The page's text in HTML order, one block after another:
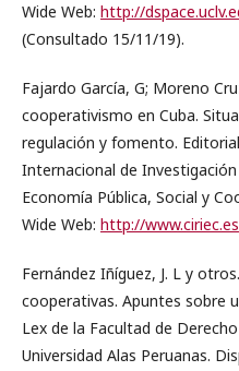
Wide Web: http://
(Consultado 15/11/19).
Fajardo García, G; Moreno
cooperativismo en Cuba.
regulación y fomento.
Internacional de
Economía Pública, Social y
Wide Web: http://www.ciriec.es
Fernández Iñíguez, J. L y
cooperativas. Apuntes sobre
Lex de la Facultad de
Universidad Alas Peruanas.